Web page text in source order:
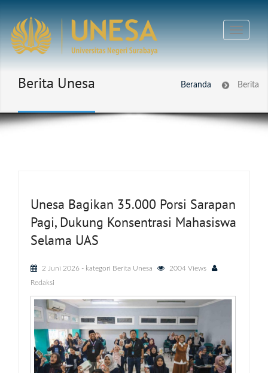
Berita Unesa Beranda Berita
Unesa Bagikan 35.000 Porsi Sarapan
Pagi, Dukung Konsentrasi Mahasiswa
Selama UAS
2 Juni 2026 - kategori Berita Unesa
2004 Views
Redaksi